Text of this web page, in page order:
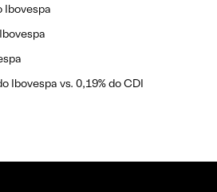
Ibovespa
Ibovespa vs. 0,19% do CDI